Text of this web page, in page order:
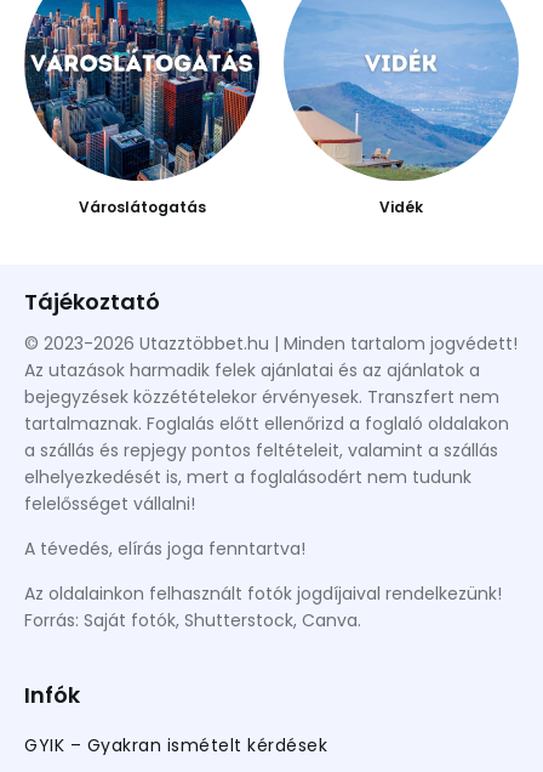
Városlátogatás Vidék
Tájékoztató
© 2023-2026 Utazztöbbet.hu | Minden tartalom jogvédett!
Az utazások harmadik felek ajánlatai és az ajánlatok a
bejegyzések közzétételekor érvényesek. Transzfert nem
tartalmaznak. Foglalás előtt ellenőrizd a foglaló oldalakon
a szállás és repjegy pontos feltételeit, valamint a szállás
elhelyezkedését is, mert a foglalásodért nem tudunk
felelősséget vállalni!
A tévedés, elírás joga fenntartva!
Az oldalainkon felhasznált fotók jogdíjaival rendelkezünk!
Forrás: Saját fotók, Shutterstock, Canva.
Infók
GYIK – Gyakran ismételt kérdések